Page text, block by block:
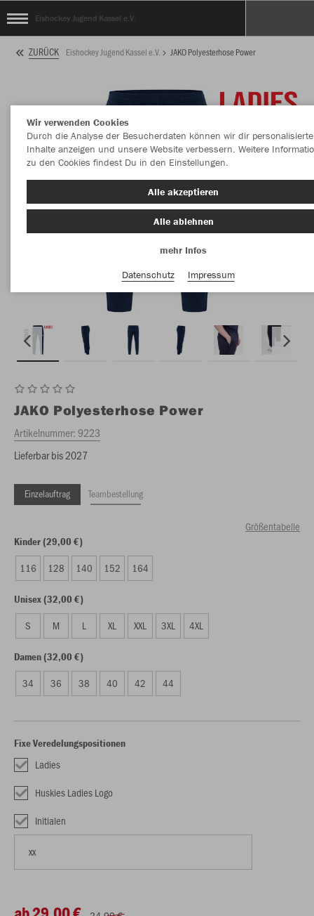
Eishockey Jugend Kassel e.V.
ZURÜCK Eishockey Jugend Kassel e.V. JAKO Polyesterhose Power
JAKO Polyesterhose Power
Artikelnummer:9223
Lieferbar bis 2027
Einzelauftrag Teambestellung
Größentabelle
Kinder (29,00 €)
116 128 140 152 164
Unisex (32,00 €)
S M L XL XXL 3XL 4XL
Damen (32,00 €)
34 36 38 40 42 44
Fixe Veredelungspositionen
Ladies
Huskies Ladies Logo
Initialen
Wir verwenden Cookies
Durch die Analyse der Besucherdaten können wir dir personalisierte
Inhalte anzeigen und unsere Website verbessern. Weitere
zu den Cookies findest Du in den Einstellungen.
Alle akzeptieren
Alle ablehnen
mehr Infos
Datenschutz
Impressum